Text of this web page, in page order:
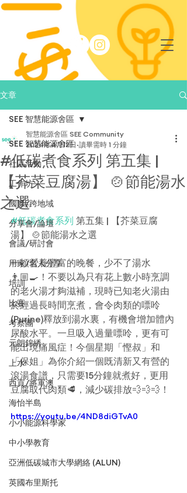
文章
SEE 智慧能源舍區
社區活動
工作坊
國際/跨地域
分享會/論壇
會議/研討會
用家/名人分享
培訓
比賽
考察團
元朗錦綉
上水
西貢/將軍澳
海怡半島
小小能源科學家
中小學教育
亞洲低碳城市大學網絡 (ALUN)
英國布里斯托
SEE 智慧能源舍區
#低碳煮食系列 第五集 |
【芥菜豆腐湯】 🍲節能湯水
之選
智慧能源舍區 SEE Community
2024年4月12日 讀畢需時 1 分鐘
#低碳煮食系列 第五集 | 【芥菜豆腐
湯】 🍲節能湯水之選
一頓營養豐富的晚餐，少不了湯水
👨🏼‍🍳！不要以為只有花上數小時烹調
的老火湯才夠滋補，現時已知老火湯由
於經過長時間烹煮，會令肉類的嘌呤
(Purine)釋放到湯水裏，有機會增加體內
尿酸水平。一旦吸入過量嘌呤，更有可
能出現痛風症！今個星期「慳叔」和
「保姐」為你介紹一個既清新又有營的
滾湯食譜，只需要15分鐘就煮好，更用
豆腐取代肉類🥩，減少碳排放💨💨💨！
https://youtu.be/4ND8diGTvA0